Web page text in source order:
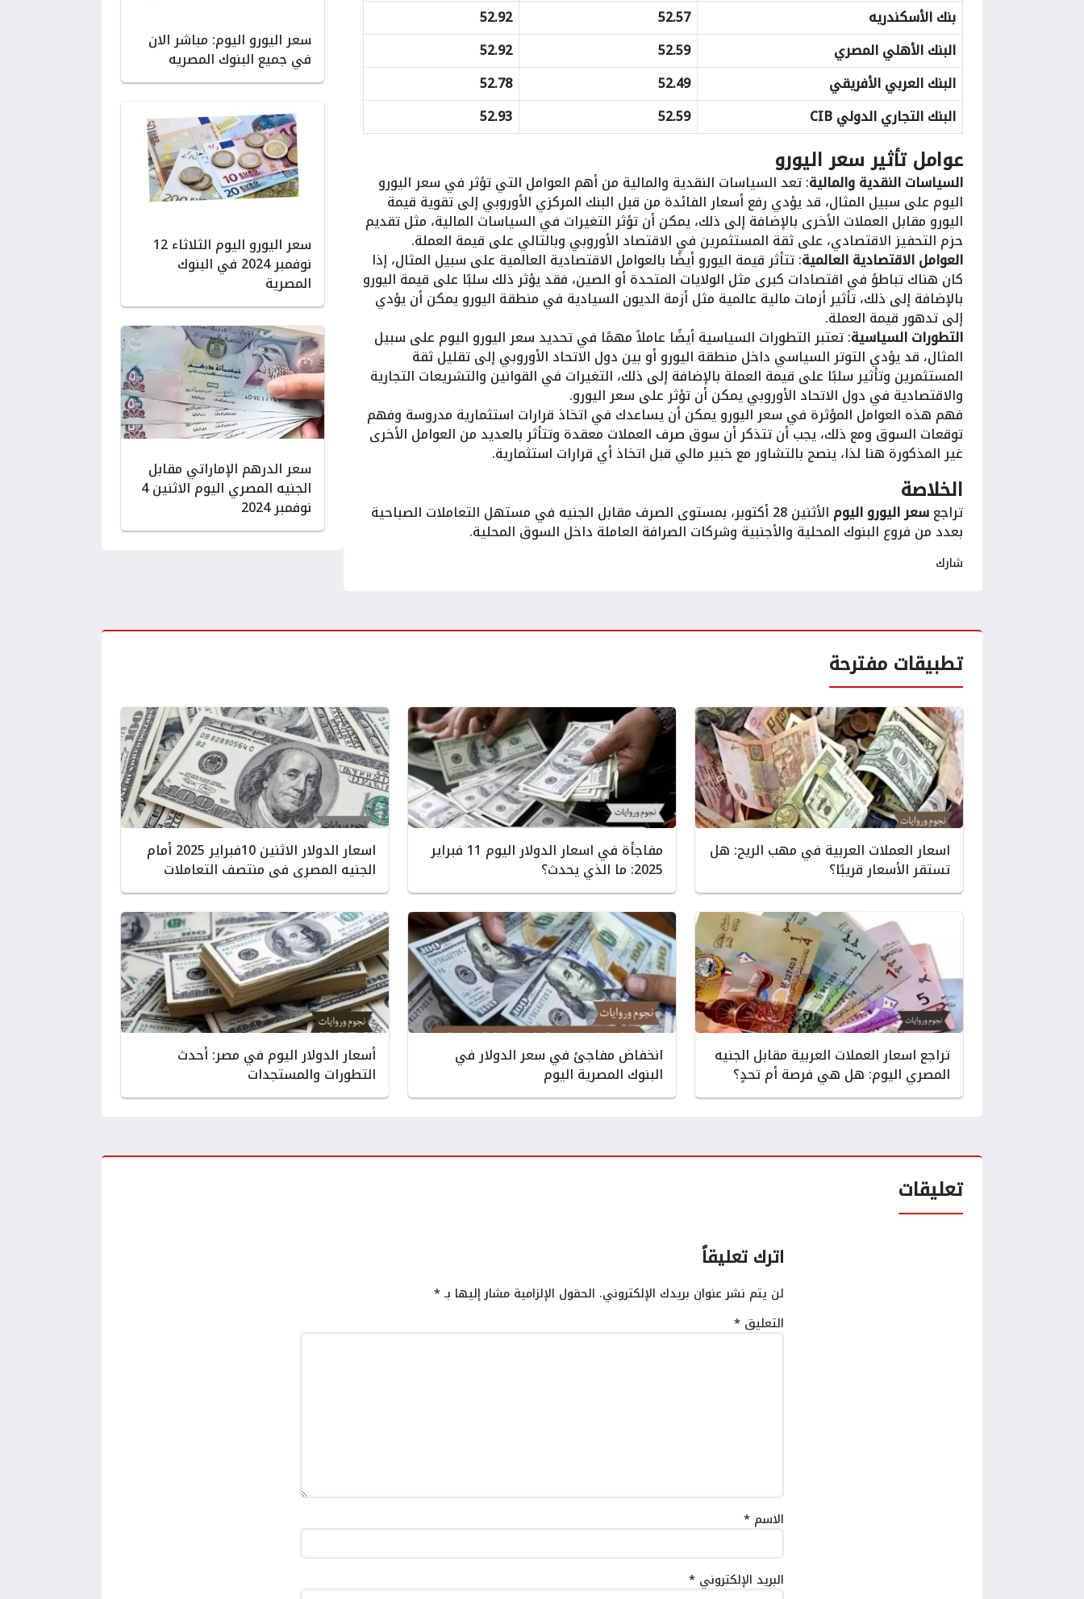
سعر اليورو اليوم: مباشر الان
في جميع البنوك المصريه
سعر اليورو اليوم الثلاثاء 12
نوفمبر 2024 في البنوك
المصرية
سعر الدرهم الإماراتي مقابل
الجنيه المصري اليوم الاثنين 4
نوفمبر 2024
بنك الأسكندريه
52.57
52.92
البنك الأهلي المصري
52.59
52.92
البنك العربي الأفريقي
52.49
52.78
البنك التجاري الدولي CIB
52.59
52.93
عوامل تأثير سعر اليورو
السياسات النقدية والمالية: تعد السياسات النقدية والمالية من أهم العوامل التي تؤثر في سعر اليورو
اليوم على سبيل المثال، قد يؤدي رفع أسعار الفائدة من قبل البنك المركزي الأوروبي إلى تقوية قيمة
اليورو مقابل العملات الأخرى بالإضافة إلى ذلك، يمكن أن تؤثر التغيرات في السياسات المالية، مثل تقديم
حزم التحفيز الاقتصادي، على ثقة المستثمرين في الاقتصاد الأوروبي وبالتالي على قيمة العملة.
العوامل الاقتصادية العالمية: تتأثر قيمة اليورو أيضًا بالعوامل الاقتصادية العالمية على سبيل المثال، إذا
كان هناك تباطؤ في اقتصادات كبرى مثل الولايات المتحدة أو الصين، فقد يؤثر ذلك سلبًا على قيمة اليورو
بالإضافة إلى ذلك، تأثير أزمات مالية عالمية مثل أزمة الديون السيادية في منطقة اليورو يمكن أن يؤدي
إلى تدهور قيمة العملة.
التطورات السياسية: تعتبر التطورات السياسية أيضًا عاملاً مهمًا في تحديد سعر اليورو اليوم على سبيل
المثال، قد يؤدي التوتر السياسي داخل منطقة اليورو أو بين دول الاتحاد الأوروبي إلى تقليل ثقة
المستثمرين وتأثير سلبًا على قيمة العملة بالإضافة إلى ذلك، التغيرات في القوانين والتشريعات التجارية
والاقتصادية في دول الاتحاد الأوروبي يمكن أن تؤثر على سعر اليورو.
فهم هذه العوامل المؤثرة في سعر اليورو يمكن أن يساعدك في اتخاذ قرارات استثمارية مدروسة وفهم
توقعات السوق ومع ذلك، يجب أن تتذكر أن سوق صرف العملات معقدة وتتأثر بالعديد من العوامل الأخرى
غير المذكورة هنا لذا، ينصح بالتشاور مع خبير مالي قبل اتخاذ أي قرارات استثمارية.
الخلاصة
تراجعسعر اليورو اليوم الأثنين 28 أكتوبر، بمستوى الصرف مقابل الجنيه في مستهل التعاملات الصباحية
بعدد من فروع البنوك المحلية والأجنبية وشركات الصرافة العاملة داخل السوق المحلية.
شارك
تطبيقات مفترحة
اسعار العملات العربية في مهب الريح: هل
تستقر الأسعار قريبًا؟
مفاجأة في اسعار الدولار اليوم 11 فبراير
2025: ما الذي يحدث؟
اسعار الدولار الاثنين 10فبراير 2025 أمام
الجنيه المصرى فى منتصف التعاملات
تراجع اسعار العملات العربية مقابل الجنيه
المصري اليوم: هل هي فرصة أم تحدٍ؟
انخفاض مفاجئ في سعر الدولار في
البنوك المصرية اليوم
أسعار الدولار اليوم في مصر: أحدث
التطورات والمستجدات
تعليقات
اترك تعليقاً
لن يتم نشر عنوان بريدك الإلكتروني. الحقول الإلزامية مشار إليها بـ*
التعليق *
الاسم *
البريد الإلكتروني *